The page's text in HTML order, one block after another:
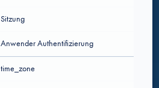
Sitzung
Anwender Authentifizierung
time_zone